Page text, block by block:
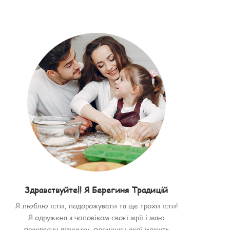
Здравствуйте!! Я Берегиня Традицій
Я люблю їсти, подорожувати та ще трохи їсти!
Я одружена з чоловіком своєї мрії і маю